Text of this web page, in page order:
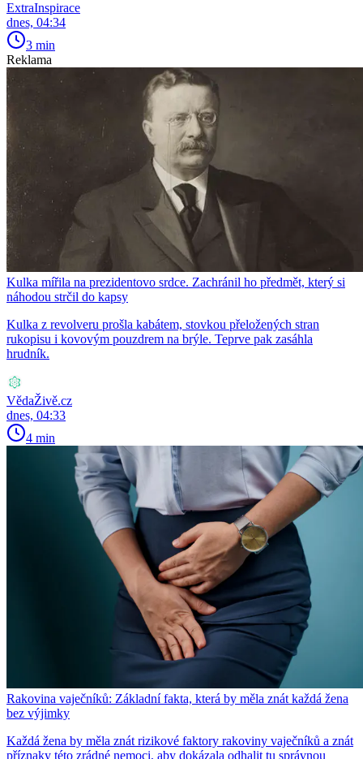
ExtraInspirace
dnes, 04:34
3 min
Reklama
Kulka mířila na prezidentovo srdce. Zachránil ho předmět, který si
náhodou strčil do kapsy
Kulka z revolveru prošla kabátem, stovkou přeložených stran
rukopisu i kovovým pouzdrem na brýle. Teprve pak zasáhla
hrudník.
VědaŽivě.cz
dnes, 04:33
4 min
Rakovina vaječníků: Základní fakta, která by měla znát každá žena
bez výjimky
Každá žena by měla znát rizikové faktory rakoviny vaječníků a znát
příznaky této zrádné nemoci, aby dokázala odhalit tu správnou